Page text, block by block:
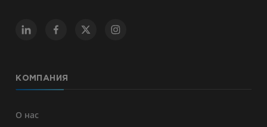
КОМПАНИЯ
О нас